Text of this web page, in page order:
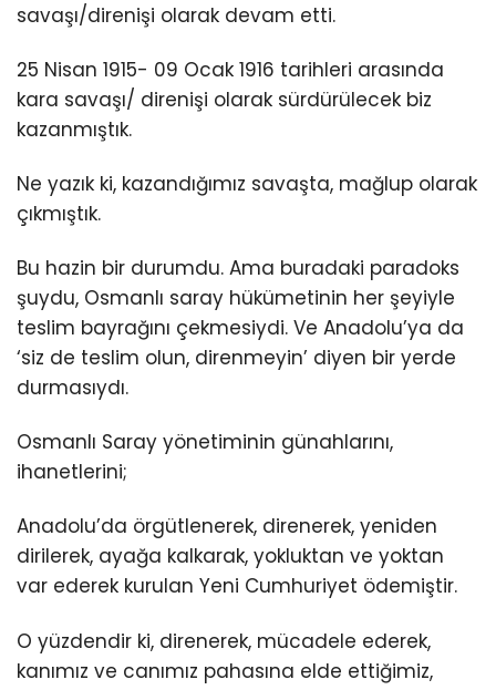
savaşı/direnişi olarak devam etti.
25 Nisan 1915- 09 Ocak 1916 tarihleri arasında
kara savaşı/ direnişi olarak sürdürülecek biz
kazanmıştık.
Ne yazık ki, kazandığımız savaşta, mağlup olarak
çıkmıştık.
Bu hazin bir durumdu. Ama buradaki paradoks
şuydu, Osmanlı saray hükümetinin her şeyiyle
teslim bayrağını çekmesiydi. Ve Anadolu’ya da
‘siz de teslim olun, direnmeyin’ diyen bir yerde
durmasıydı.
Osmanlı Saray yönetiminin günahlarını,
ihanetlerini;
Anadolu’da örgütlenerek, direnerek, yeniden
dirilerek, ayağa kalkarak, yokluktan ve yoktan
var ederek kurulan Yeni Cumhuriyet ödemiştir.
O yüzdendir ki, direnerek, mücadele ederek,
kanımız ve canımız pahasına elde ettiğimiz,